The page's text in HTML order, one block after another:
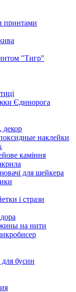
принтами
"Тигр"
Єдинорога
декор
наклейки
каміння
для шейкера
і стрази
на нити
бусин